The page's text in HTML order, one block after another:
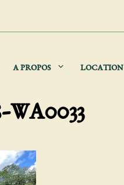
A PROPOS LOCATION